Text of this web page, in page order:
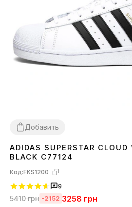
Добавить
36 3738 40 41 424344 45
ADIDAS SUPERSTAR CLOUD
BLACK C77124
Код:FKS1200
9
5410грн -2152 3258 грн